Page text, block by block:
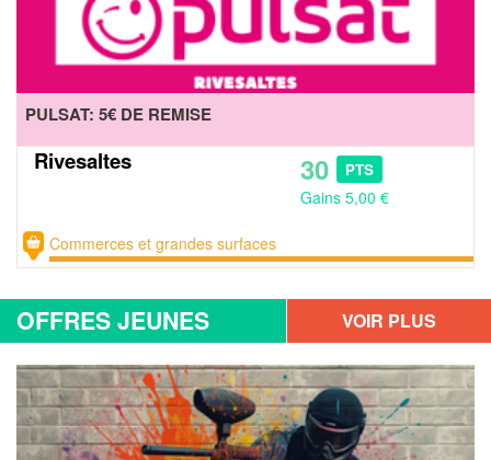
PULSAT: 5€ DE REMISE
Rivesaltes 30 PTS
Gains 5,00 €
Commerces et grandes surfaces
OFFRES JEUNES
VOIR PLUS
D'OFFRES